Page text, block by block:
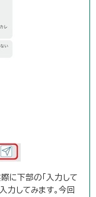
際に下部の「入力して
力してみます。今回